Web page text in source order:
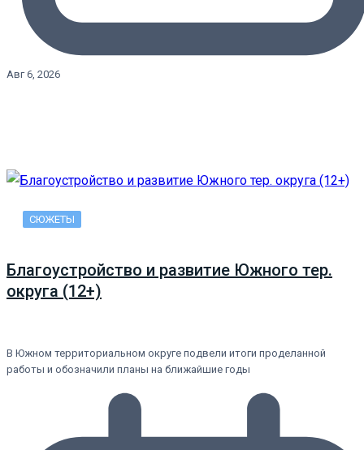
Авг 6, 2026
СЮЖЕТЫ
Благоустройство и развитие Южного тер.
округа (12+)
В Южном территориальном округе подвели итоги проделанной
работы и обозначили планы на ближайшие годы